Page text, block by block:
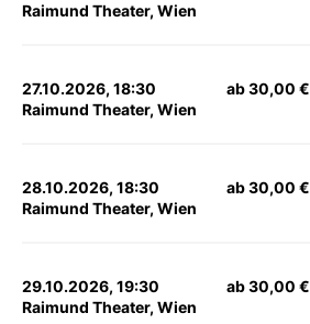
Raimund Theater, Wien
27.10.2026, 18:30
Raimund Theater, Wien
ab 30,00 €
28.10.2026, 18:30
Raimund Theater, Wien
ab 30,00 €
29.10.2026, 19:30
Raimund Theater, Wien
ab 30,00 €